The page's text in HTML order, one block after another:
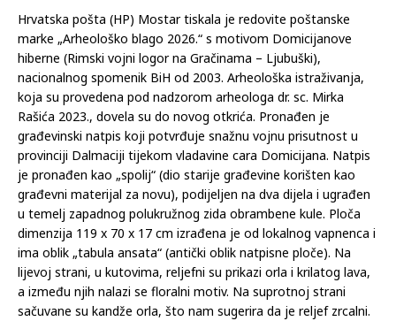
Hrvatska pošta (HP) Mostar tiskala je redovite poštanske
marke „Arheološko blago 2026.“ s motivom Domicijanove
hiberne (Rimski vojni logor na Gračinama – Ljubuški),
nacionalnog spomenik BiH od 2003. Arheološka istraživanja,
koja su provedena pod nadzorom arheologa dr. sc. Mirka
Rašića 2023., dovela su do novog otkrića. Pronađen je
građevinski natpis koji potvrđuje snažnu vojnu prisutnost u
provinciji Dalmaciji tijekom vladavine cara Domicijana. Natpis
je pronađen kao „spolij“ (dio starije građevine korišten kao
građevni materijal za novu), podijeljen na dva dijela i ugrađen
u temelj zapadnog polukružnog zida obrambene kule. Ploča
dimenzija 119 x 70 x 17 cm izrađena je od lokalnog vapnenca i
ima oblik „tabula ansata“ (antički oblik natpisne ploče). Na
lijevoj strani, u kutovima, reljefni su prikazi orla i krilatog lava,
a između njih nalazi se floralni motiv. Na suprotnoj strani
sačuvane su kandže orla, što nam sugerira da je reljef zrcalni.